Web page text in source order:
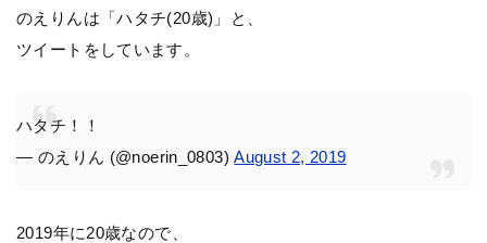
のえりんは「ハタチ(20歳)」と、
ツイートをしています。
ハタチ！！
— のえりん (@noerin_0803)August 2, 2019
2019年に20歳なので、